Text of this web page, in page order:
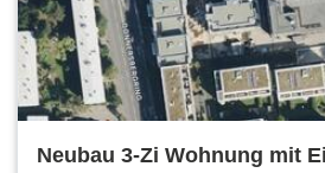
Neubau 3-Zi Wohnung mit